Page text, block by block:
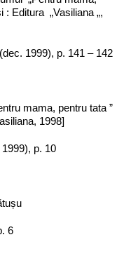
: Editura „Vasiliana „,
1999), p. 141 – 142
mama, pentru tata ”
1998]
p. 10
6